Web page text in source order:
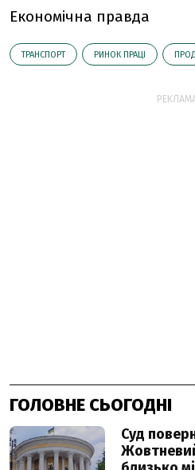
Економічна правда
ТРАНСПОРТ РИНОК ПРАЦІ
ГОЛОВНЕ СЬОГОДНІ
Суд